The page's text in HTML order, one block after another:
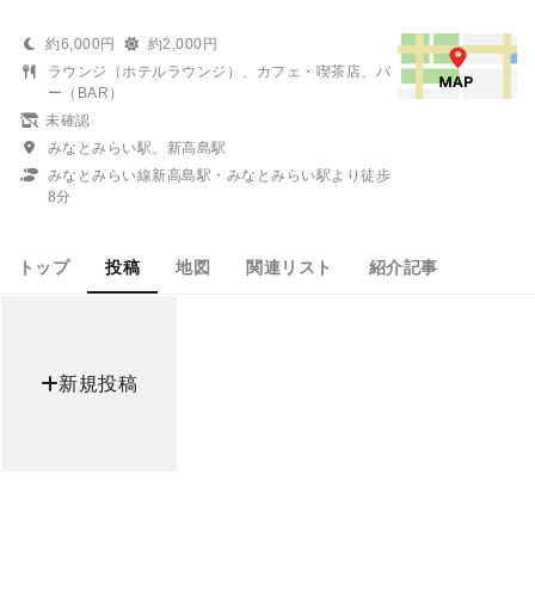
約6,000円
約2,000円
ラウンジ（ホテルラウンジ）、カフェ・喫茶店、バ
ー（BAR）
未確認
みなとみらい駅、新高島駅
みなとみらい線新高島駅・みなとみらい駅より徒歩
8分
トップ 投稿 地図 関連リスト 紹介記事
新規投稿